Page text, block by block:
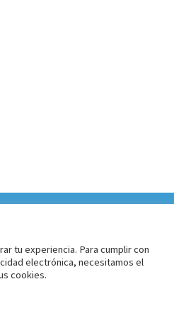
DESPUÉS DE
tu experiencia. Para cumplir con
electrónica, necesitamos el
cookies.